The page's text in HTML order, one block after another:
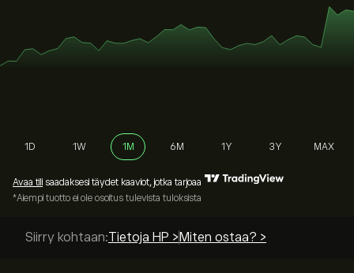
1D 1W 1M 6M 1Y 3Y MAX
Avaa tili saadaksesi täydet kaaviot, jotka tarjoaa
*Aiempi tuotto ei ole osoitus tulevista tuloksista
Siirry kohtaan:Tietoja HP > Miten ostaa? >